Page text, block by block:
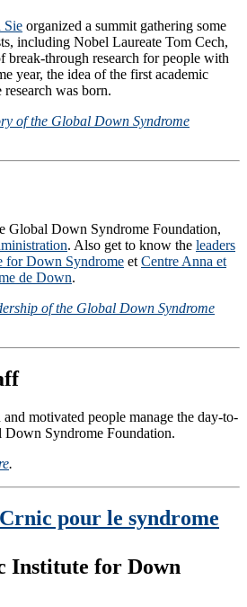
Sie organized a summit gathering some
including Nobel Laureate Tom Cech,
break-through research for people with
year, the idea of the first academic
was born.
of the Global Down Syndrome
Global Down Syndrome Foundation,
. Also get to know the leaders
for Down Syndrome etCentre Anna et
de Down.
of the Global Down Syndrome
motivated people manage the day-to-
Down Syndrome Foundation.
.
Institute for Down